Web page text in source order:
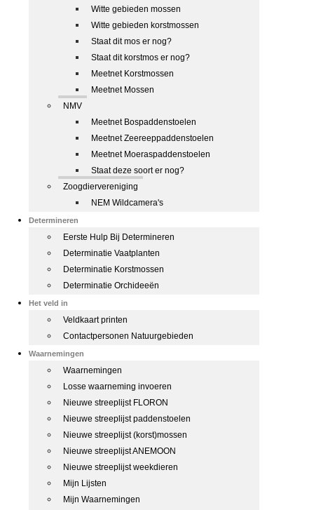
Witte gebieden mossen
Witte gebieden korstmossen
Staat dit mos er nog?
Staat dit korstmos er nog?
Meetnet Korstmossen
Meetnet Mossen
NMV
Meetnet Bospaddenstoelen
Meetnet Zeereeppaddenstoelen
Meetnet Moeraspaddenstoelen
Staat deze soort er nog?
Zoogdiervereniging
NEM Wildcamera's
Determineren
Eerste Hulp Bij Determineren
Determinatie Vaatplanten
Determinatie Korstmossen
Determinatie Orchideeën
Het veld in
Veldkaart printen
Contactpersonen Natuurgebieden
Waarnemingen
Waarnemingen
Losse waarneming invoeren
Nieuwe streeplijst FLORON
Nieuwe streeplijst paddenstoelen
Nieuwe streeplijst (korst)mossen
Nieuwe streeplijst ANEMOON
Nieuwe streeplijst weekdieren
Mijn Lijsten
Mijn Waarnemingen